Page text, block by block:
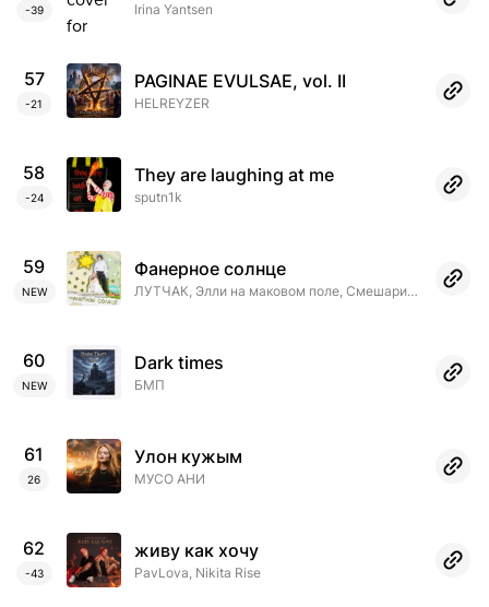
-39 Irina Yantsen
57
-21
PAGINAE EVULSAE, vol. II
HELREYZER
58
-24
They are laughing at me
sputn1k
59
NEW
Фанерное солнце
ЛУТЧАК, Элли на маковом поле, Смешарики
60
NEW
Dark times
БМП
61
26
Улон кужым
МУСО АНИ
62
-43
живу как хочу
PavLova, Nikita Rise